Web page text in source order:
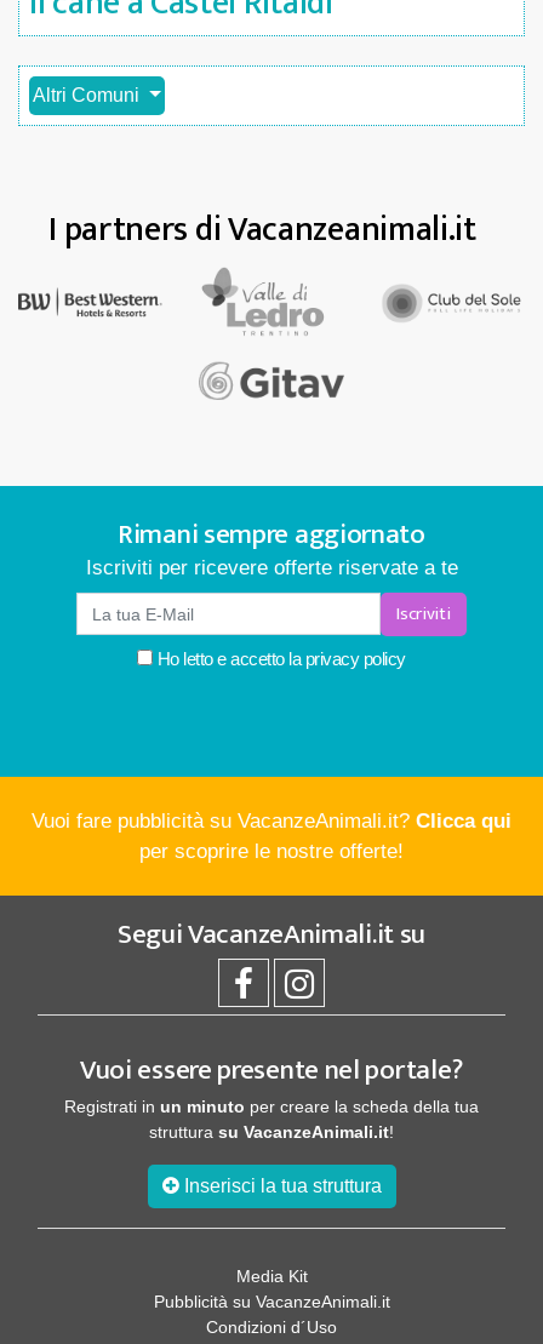
Altri Comuni
I partners di Vacanzeanimali.it
Rimani sempre aggiornato
Iscriviti per ricevere offerte riservate a te
Iscriviti
Ho letto e accetto laprivacy policy
Vuoi fare pubblicità su VacanzeAnimali.it? Clicca qui
per scoprire le nostre offerte!
SeguiVacanzeAnimali.itsu
Vuoi essere presente nel portale?
Registrati in un minuto per creare la scheda della tua
struttura su VacanzeAnimali.it!
Inserisci la tua struttura
Media Kit
Pubblicità su VacanzeAnimali.it
Condizioni d´Uso